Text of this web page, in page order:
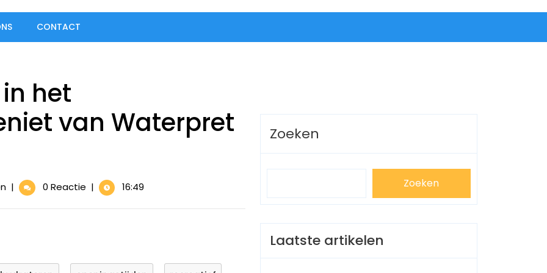
CONTACT
in het
van Waterpret
Dompel
onder
Geniet
| 0 Reactie | 16:49
Zoeken
Zoeken
Laatste artikelen